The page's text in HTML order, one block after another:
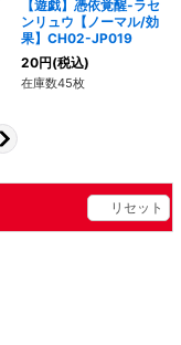
【遊戯】憑依覚醒-ラセ
ンリュウ【ノーマル/効
果】CH02-JP019
20円(税込)
在庫数45枚
リセット